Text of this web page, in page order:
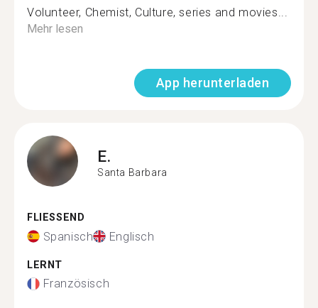
Volunteer, Chemist, Culture, series and movies...
Mehr lesen
App herunterladen
E.
Santa Barbara
FLIESSEND
Spanisch Englisch
LERNT
Französisch